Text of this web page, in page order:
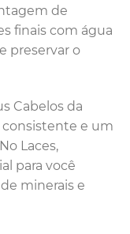
de
finais com água
preservar o
Cabelos da
e um
Laces,
para você
minerais e